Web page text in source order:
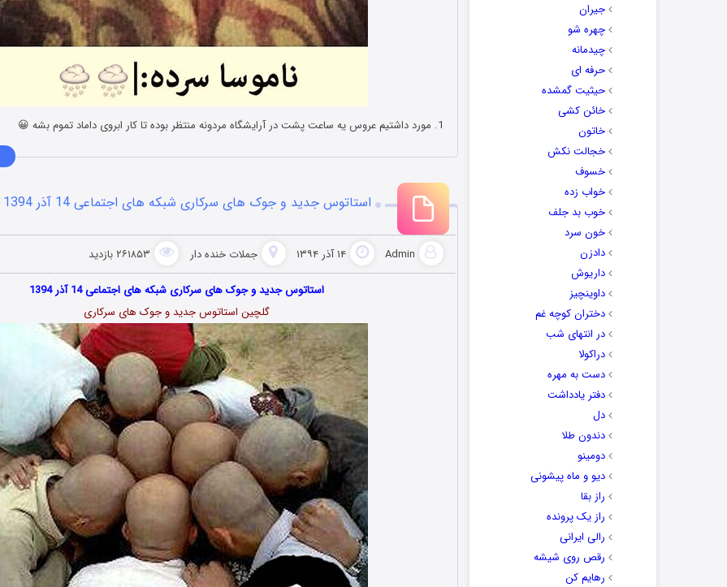
جیران
چهره شو
چیدمانه
حرفه ای
حیثیت گمشده
خائن کشی
خاتون
خجالت نکش
خسوف
خواب زده
خوب بد جلف
خون سرد
دادزن
داریوش
داوینچیز
دختران کوچه غم
در انتهای شب
دراکولا
دست به مهره
دفتر یادداشت
دل
دندون طلا
دومینو
دیو و ماه پیشونی
راز بقا
راز یک پرونده
رالی ایرانی
رقص روی شیشه
رهایم کن
1. مورد داشتیم عروس یه ساعت پشت در آرایشگاه مردونه منتظر بوده تا کار ابروی داماد تموم بشه 😀
استاتوس جدید و جوک های سرکاری شبکه های اجتماعی 14 آذر 1394
Admin ۱۴ آذر ۱۳۹۴ جملات خنده دار ۲۶۱۸۵۳ بازدید
استاتوس جدید و جوک های سرکاری شبکه های اجتماعی 14 آذر 1394
گلچین استاتوس جدید و جوک های سرکاری